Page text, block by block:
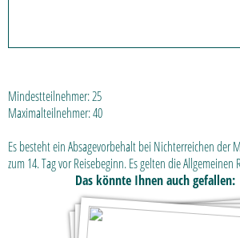
Mindestteilnehmer:25
Maximalteilnehmer:40
Es besteht ein Absagevorbehalt bei Nichterreichen der
zum 14. Tag vor Reisebeginn.Es gelten die Allgemeinen
Das könnte Ihnen auch gefallen: